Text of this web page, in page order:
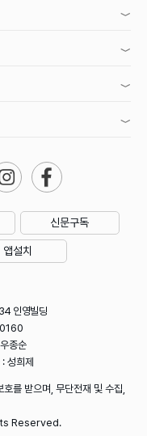
신문구독
앱설치
인영빌딩
종순
성희제
를 받으며, 무단전재 및 수집,
Reserved.